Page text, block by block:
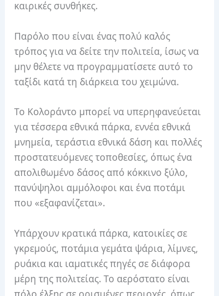
καιρικές συνθήκες.
Παρόλο που είναι ένας πολύ καλός
τρόπος για να δείτε την πολιτεία, ίσως να
μην θέλετε να προγραμματίσετε αυτό το
ταξίδι κατά τη διάρκεια του χειμώνα.
Το Κολοράντο μπορεί να υπερηφανεύεται
για τέσσερα εθνικά πάρκα, εννέα εθνικά
μνημεία, τεράστια εθνικά δάση και πολλές
προστατευόμενες τοποθεσίες, όπως ένα
απολιθωμένο δάσος από κόκκινο ξύλο,
πανύψηλοι αμμόλοφοι και ένα ποτάμι
που «εξαφανίζεται».
Υπάρχουν κρατικά πάρκα, κατοικίες σε
γκρεμούς, ποτάμια γεμάτα ψάρια, λίμνες,
ρυάκια και ιαματικές πηγές σε διάφορα
μέρη της πολιτείας. Το αερόστατο είναι